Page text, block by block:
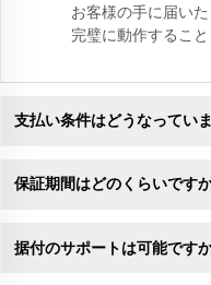
お客様の手に届い
完璧に動作すること
支払い条件はどうなってい
保証期間はどのくらいです
据付のサポートは可能です